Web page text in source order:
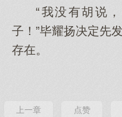
“我没有胡说，
子！”毕耀扬决定先
存在。
上一章 点赞